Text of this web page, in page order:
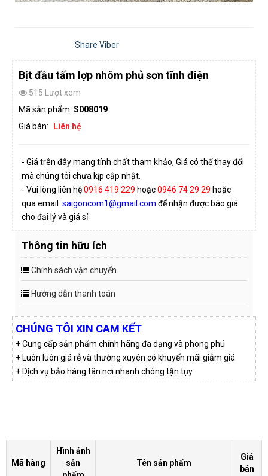
Share Viber
Bịt đầu tấm lợp nhôm phủ sơn tĩnh điện
515 Lượt xem
Mã sản phẩm: S008019
Giá bán:
Liên hệ
- Giá trên đây mang tính chất tham khảo, Giá có thể thay đổi
mà chúng tôi chưa kịp cập nhật.
- Vui lòng liên hệ0916 419 229 hoặc0946 74 29 29 hoặc
qua email: saigoncom1@gmail.com để nhận được báo giá
cho đại lý và giá sỉ
Thông tin hữu ích
Chính sách vận chuyển
Hướng dẫn thanh toán
CHÚNG TÔI XIN CAM KẾT
+ Cung cấp sản phẩm chính hãng đa dạng và phong phú
+ Luôn luôn giá rẻ và thường xuyên có khuyến mãi giảm giá
+ Dịch vụ bảo hàng tân nơi nhanh chóng tận tụy
Mã hàng
Hình ảnh
sản
Tên sản phẩm
Giá
bán